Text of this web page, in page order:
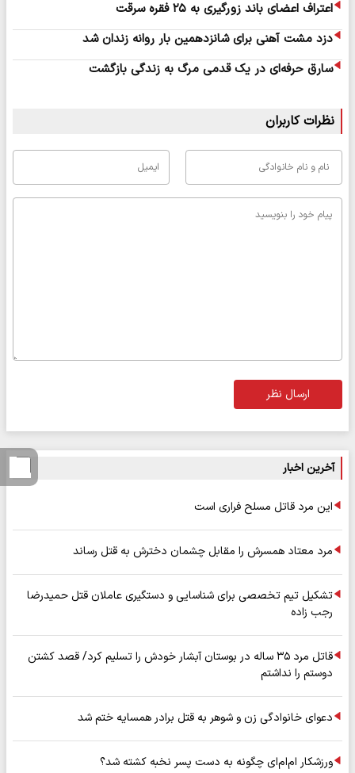
اعتراف اعضای باند زورگیری به ۲۵ فقره سرقت
دزد مشت آهنی برای شانزدهمین بار روانه زندان شد
سارق حرفه‌ای در یک قدمی مرگ به زندگی بازگشت
نظرات کاربران
ارسال نظر
آخرین اخبار
این مرد قاتل مسلح فراری است
مرد معتاد همسرش را مقابل چشمان دخترش به قتل رساند
تشکیل تیم تخصصی برای شناسایی و دستگیری عاملان قتل حمیدرضا
رجب زاده
قاتل مرد ۳۵ ساله در بوستان آبشار خودش را تسلیم کرد/ قصد کشتن
دوستم را نداشتم
دعوای خانوادگی زن و شوهر به قتل برادر همسایه ختم شد
ورزشکار ام‌ام‌ای چگونه به دست پسر نخبه کشته شد؟